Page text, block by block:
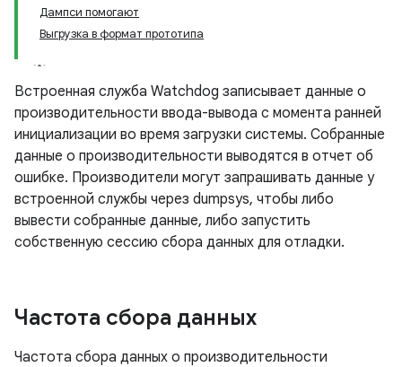
Дампси помогают
Выгрузка в формат прототипа
Встроенная служба Watchdog записывает данные о
производительности ввода-вывода с момента ранней
инициализации во время загрузки системы. Собранные
данные о производительности выводятся в отчет об
ошибке. Производители могут запрашивать данные у
встроенной службы через dumpsys, чтобы либо
вывести собранные данные, либо запустить
собственную сессию сбора данных для отладки.
Частота сбора данных
Частота сбора данных о производительности